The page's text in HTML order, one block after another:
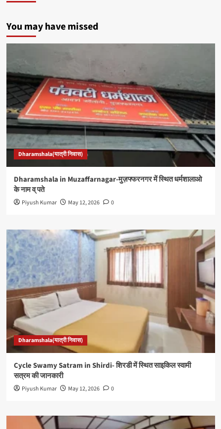
You may have missed
Dharamshala(यात्री निवास)
Dharamshala in Muzaffarnagar-मुज़फ्फरनगर में स्थित धर्मशालाओ
के नाम व् पते
Piyush Kumar May 12, 2026 0
Dharamshala(यात्री निवास)
Cycle Swamy Satram in Shirdi- शिरडी में स्थित साइकिल स्वामी
सत्रम की जानकारी
Piyush Kumar May 12, 2026 0